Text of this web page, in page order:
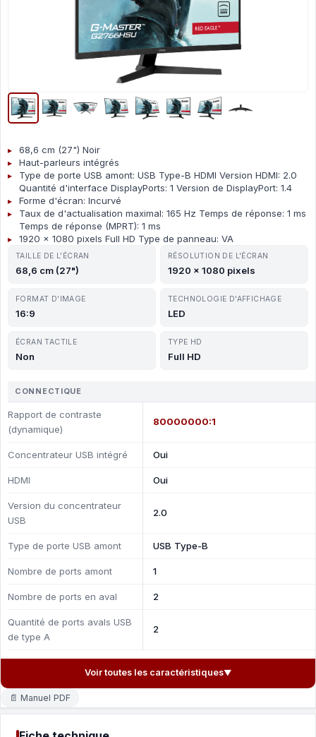
68,6 cm (27") Noir
Haut-parleurs intégrés
Type de porte USB amont: USB Type-B HDMI Version HDMI: 2.0
Quantité d'interface DisplayPorts: 1 Version de DisplayPort: 1.4
Forme d'écran: Incurvé
Taux de d'actualisation maximal: 165 Hz Temps de réponse: 1 ms
Temps de réponse (MPRT): 1 ms
1920 x 1080 pixels Full HD Type de panneau: VA
TAILLE DE L'ÉCRAN
68,6 cm (27")
RÉSOLUTION DE L'ÉCRAN
1920 x 1080 pixels
FORMAT D'IMAGE
16:9
TECHNOLOGIE D'AFFICHAGE
LED
ÉCRAN TACTILE
Non
TYPE HD
Full HD
CONNECTIQUE
Rapport de contraste
(dynamique)
80000000:1
Concentrateur USB intégré Oui
HDMI Oui
Version du concentrateur
USB
2.0
Type de porte USB amont USB Type-B
Nombre de ports amont 1
Nombre de ports en aval 2
Quantité de ports avals USB
de type A
2
Voir toutes les caractéristiques▼
📄 Manuel PDF